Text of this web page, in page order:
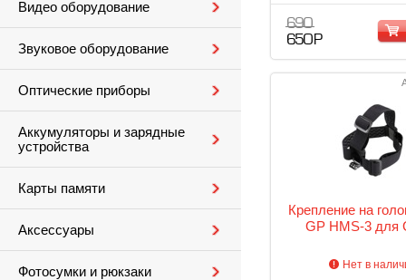
Видео оборудование
Звуковое оборудование
Оптические приборы
Аккумуляторы и зарядные
устройства
Карты памяти
Аксессуары
Фотосумки и рюкзаки
690
650 Р
Крепление на
GP HMS-3 для
Нет в